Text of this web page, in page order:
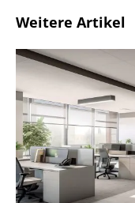
Weitere Artikel